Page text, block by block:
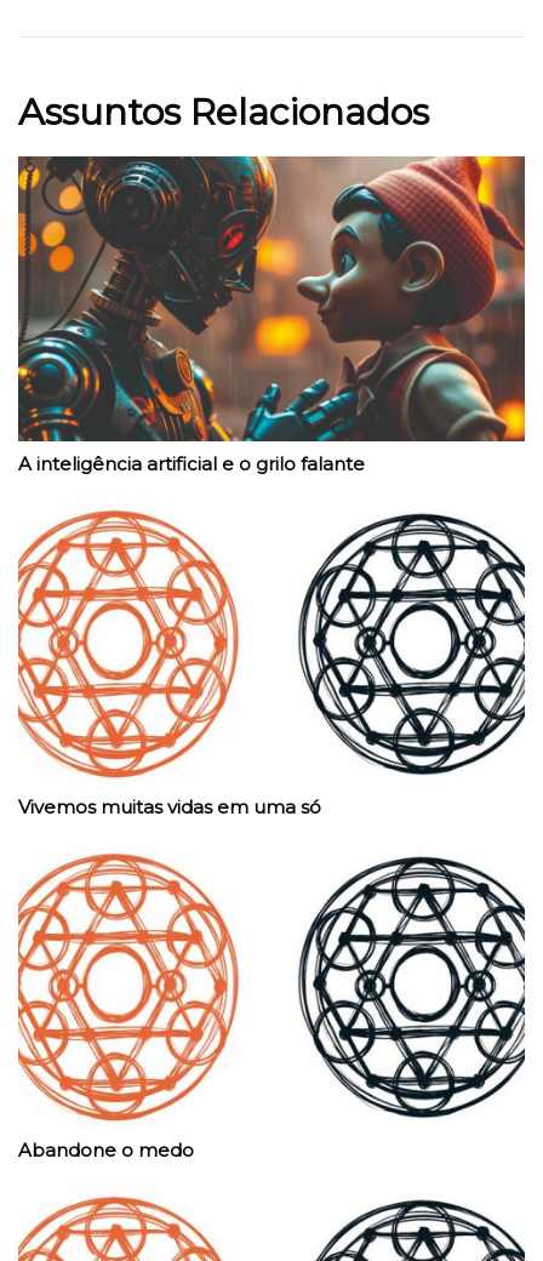
Assuntos Relacionados
A inteligência artificial e o grilo falante
Vivemos muitas vidas em uma só
Abandone o medo